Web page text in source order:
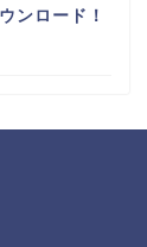
ンロード！